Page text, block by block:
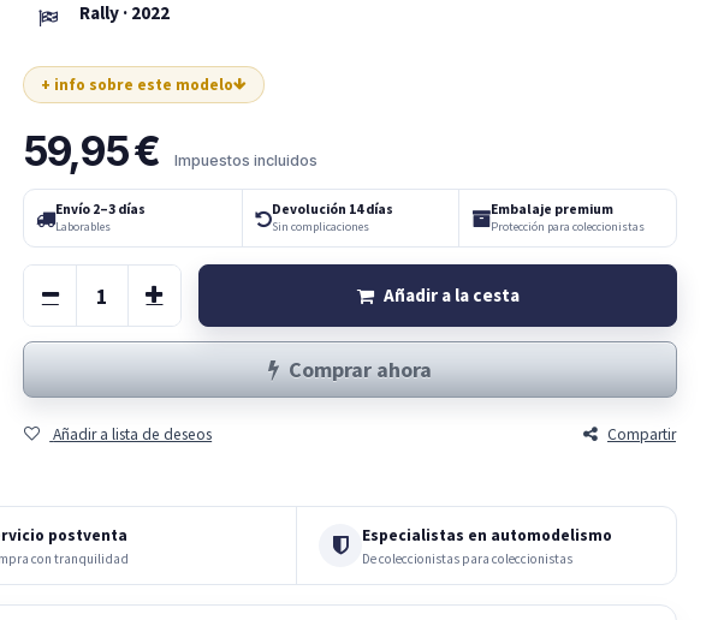
Rally · 2022
+ info sobre este modelo
59,95€ Impuestos incluidos
Envío 2–3 días
Laborables
Devolución 14 días
Sin complicaciones
Embalaje premium
Protección para coleccionistas
Añadir a la cesta
Comprar ahora
Añadir a lista de deseos Compartir
postventa
con tranquilidad
Especialistas en automodelismo
De coleccionistas para coleccionistas